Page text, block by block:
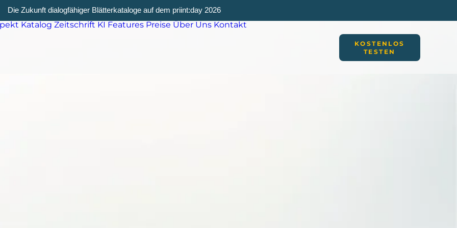
Die Zukunft dialogfähiger Blätterkataloge auf dem priint:day 2026
Katalog Zeitschrift KI Features Preise Über Uns Kontakt
KOSTENLOS
TESTEN